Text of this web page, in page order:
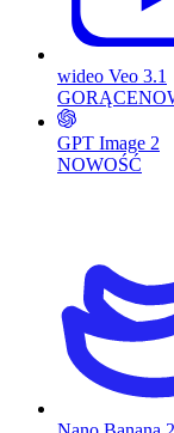
wideo Veo 3.1
GORĄCE
GPT Image 2
NOWOŚĆ